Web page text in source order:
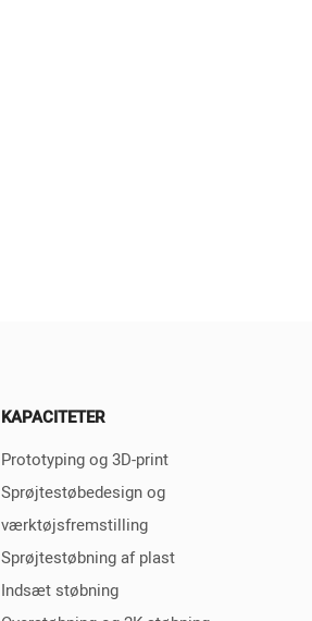
KAPACITETER
Prototyping og 3D-print
Sprøjtestøbedesign og
værktøjsfremstilling
Sprøjtestøbning af plast
Indsæt støbning